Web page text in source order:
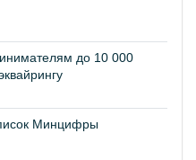
до 10 000
Минцифры